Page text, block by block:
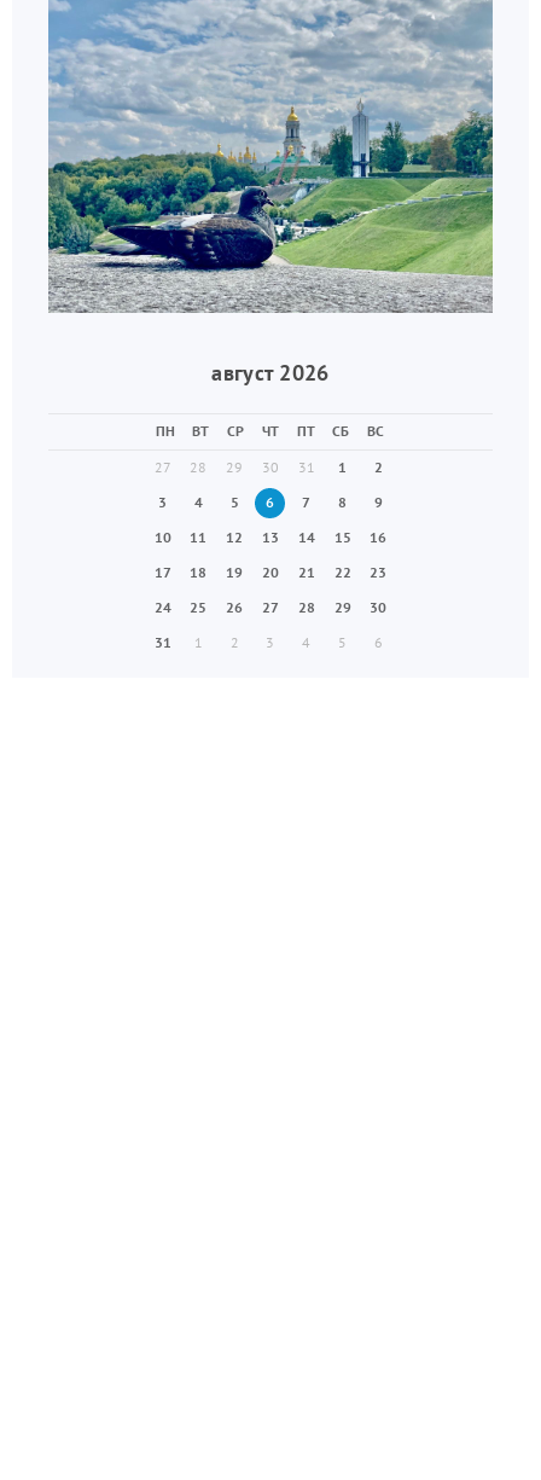
август 2026
ПН ВТ СР ЧТ ПТ СБ
ВС
27
28 29 30 31 1
2
3
4 5 6 7 8
9
10
11 12 13 14 15
16
17
18 19 20 21 22
23
24
25 26 27 28 29
30
31
1 2 3 4 5 6